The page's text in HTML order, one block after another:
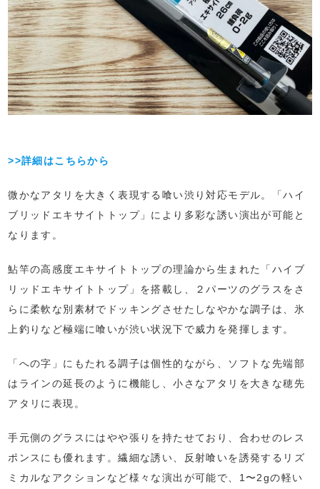
>>詳細はこちらから
微かなアタリを大きく表現する喰い渋り対応モデル。「ハイ
ブリッドエキサイトトップ」により多彩な誘い演出が可能と
なります。
鮎竿の高感度エキサイトトップの理論から生まれた「ハイブ
リッドエキサイトトップ」を搭載し、２パーツのグラスをさ
らに柔軟な別素材でドッキングさせたしなやかな調子は、氷
上釣りなど極端に喰いが渋い状況下で威力を発揮します。
「への字」にもたれる調子は個性的ながら、ソフトな先端部
はラインの延長のように機能し、小さなアタリを大きな穂先
アタリに表現。
手元側のグラスにはやや張りを持たせており、合わせのレス
ポンスにも優れます。繊細な誘い、反射喰いを誘発するリズ
ミカルなアクションなど様々な演出が可能で、1〜2gの軽い